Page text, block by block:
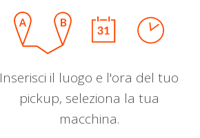
Inserisci il luogo e l'ora del tuo
pickup, seleziona la tua
macchina.